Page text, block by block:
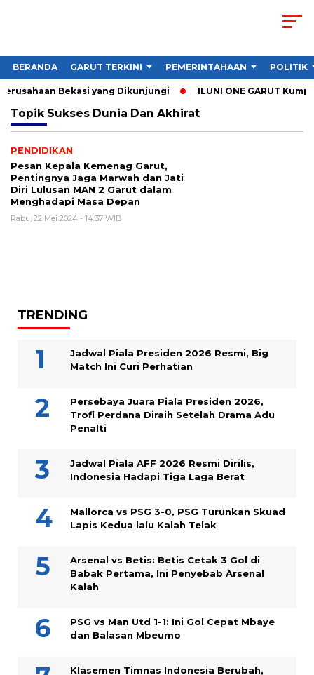
BERANDA GARUT TERKINI PEMERINTAHAAN POLITIK
Bekasi yang Dikunjungi ILUNI ONE GARUT
Topik Sukses Dunia Dan Akhirat
PENDIDIKAN
Pesan Kepala Kemenag Garut,
Pentingnya Jaga Marwah dan Jati
Diri Lulusan MAN 2 Garut dalam
Menghadapi Masa Depan
Rabu, 22 Mei 2024 - 14:37 WIB
TRENDING
Jadwal Piala Presiden 2026 Resmi, Big
Match Ini Curi Perhatian
Persebaya Juara Piala Presiden 2026,
Trofi Perdana Diraih Setelah Drama Adu
Penalti
Jadwal Piala AFF 2026 Resmi Dirilis,
Indonesia Hadapi Tiga Laga Berat
Mallorca vs PSG 3-0, PSG Turunkan Skuad
Lapis Kedua lalu Kalah Telak
Arsenal vs Betis: Betis Cetak 3 Gol di
Babak Pertama, Ini Penyebab Arsenal
Kalah
PSG vs Man Utd 1-1: Ini Gol Cepat Mbaye
dan Balasan Mbeumo
Klasemen Timnas Indonesia Berubah,